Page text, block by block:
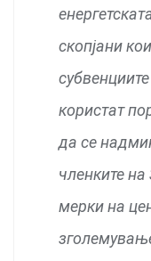
скопјани
користат
да се
членките
мерки на